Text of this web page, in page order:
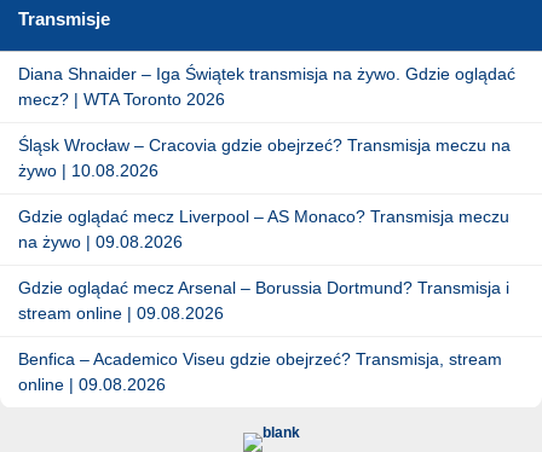
Transmisje
Diana Shnaider – Iga Świątek transmisja na żywo. Gdzie oglądać
mecz? | WTA Toronto 2026
Śląsk Wrocław – Cracovia gdzie obejrzeć? Transmisja meczu na
żywo | 10.08.2026
Gdzie oglądać mecz Liverpool – AS Monaco? Transmisja meczu
na żywo | 09.08.2026
Gdzie oglądać mecz Arsenal – Borussia Dortmund? Transmisja i
stream online | 09.08.2026
Benfica – Academico Viseu gdzie obejrzeć? Transmisja, stream
online | 09.08.2026